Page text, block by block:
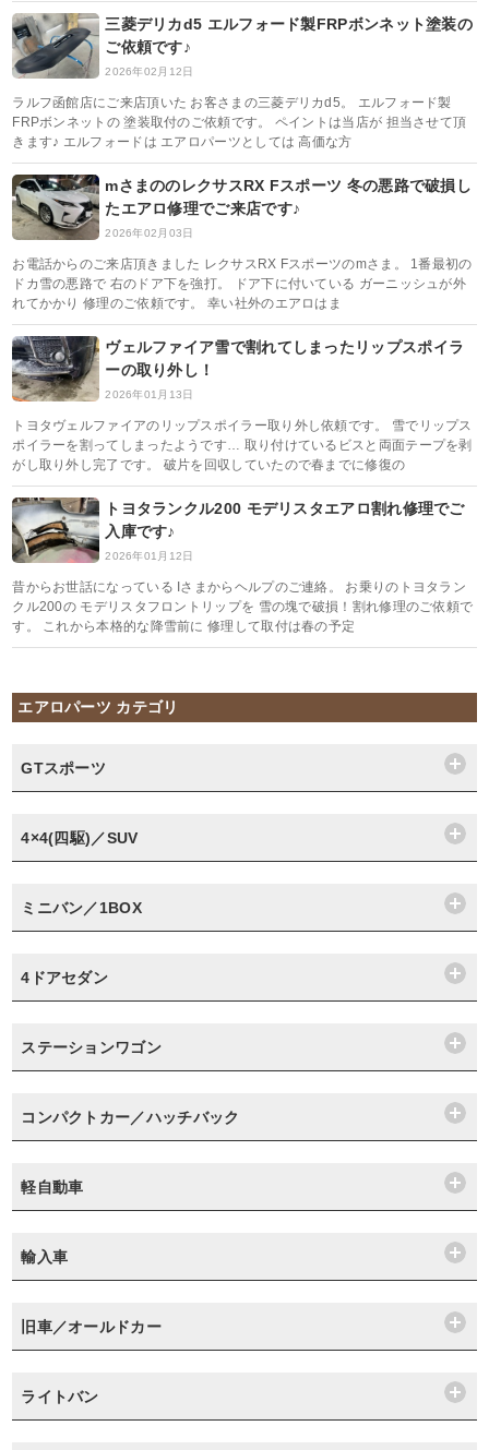
三菱デリカd5 エルフォード製FRPボンネット塗装の
ご依頼です♪
2026年02月12日
ラルフ函館店にご来店頂いた お客さまの三菱デリカd5。 エルフォード製
FRPボンネットの 塗装取付のご依頼です。 ペイントは当店が 担当させて頂
きます♪ エルフォードは エアロパーツとしては 高価な方
mさまののレクサスRX Fスポーツ 冬の悪路で破損し
たエアロ修理でご来店です♪
2026年02月03日
お電話からのご来店頂きました レクサスRX Fスポーツのmさま。 1番最初の
ドカ雪の悪路で 右のドア下を強打。 ドア下に付いている ガーニッシュが外
れてかかり 修理のご依頼です。 幸い社外のエアロはま
ヴェルファイア雪で割れてしまったリップスポイラ
ーの取り外し！
2026年01月13日
トヨタヴェルファイアのリップスポイラー取り外し依頼です。 雪でリップス
ポイラーを割ってしまったようです… 取り付けているビスと両面テープを剥
がし取り外し完了です。 破片を回収していたので春までに修復の
トヨタランクル200 モデリスタエアロ割れ修理でご
入庫です♪
2026年01月12日
昔からお世話になっている Iさまからヘルプのご連絡。 お乗りのトヨタラン
クル200の モデリスタフロントリップを 雪の塊で破損！割れ修理のご依頼で
す。 これから本格的な降雪前に 修理して取付は春の予定
エアロパーツ カテゴリ
GTスポーツ
4×4(四駆)／SUV
ミニバン／1BOX
4ドアセダン
ステーションワゴン
コンパクトカー／ハッチバック
軽自動車
輸入車
旧車／オールドカー
ライトバン